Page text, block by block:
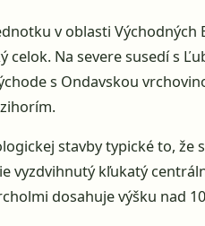
v oblasti Východných
Na severe susedí s
s Ondavskou
stavby typické to, že
vyzdvihnutý kľukatý
dosahuje výšku nad